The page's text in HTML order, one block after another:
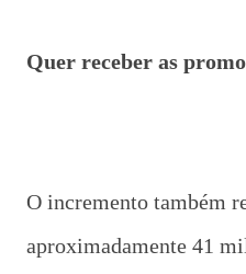
Quer receber as
O incremento também
aproximadamente 41